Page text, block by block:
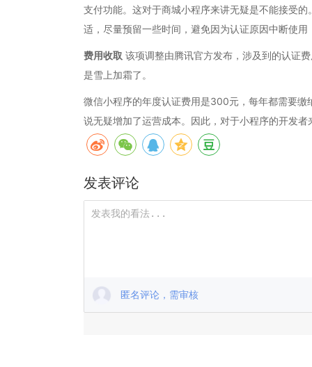
支付功能。这对于商城小程序来讲无疑是不能接受
适，尽量预留一些时间，避免因为认证原因中断使用
费用收取 该项调整由腾讯官方发布，涉及到的认证
是雪上加霜了。
微信小程序的年度认证费用是300元，每年都需要
说无疑增加了运营成本。因此，对于小程序的开发
发表评论
匿名评论，需审核